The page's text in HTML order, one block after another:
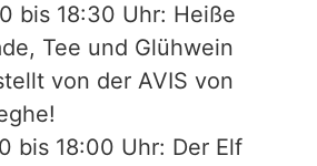
bis 18:30 Uhr: Heiße
Tee und Glühwein
von der AVIS von
bis 18:00 Uhr: Der Elf